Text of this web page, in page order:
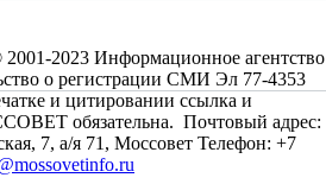
2023 Информационное агентство
о регистрации СМИ Эл 77-4353
и цитировании ссылка и
обязательна. Почтовый адрес:
7, а/я 71, Моссовет Телефон: +7